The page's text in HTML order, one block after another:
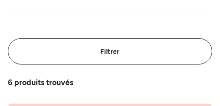
Filtrer
6 produits trouvés